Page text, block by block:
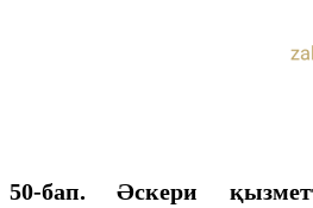
50-бап. Әскери